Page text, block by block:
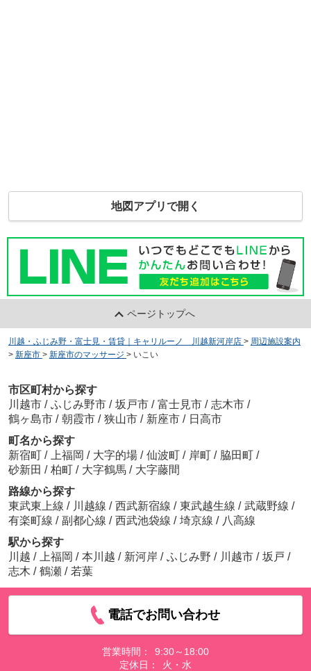
地図アプリで開く
ページトップへ
川越・ふじみ野・富士見・賃貸｜キャリルーノ 川越新河岸店 > 周辺施設案内
> 新座市 > 新座市のマッサージ > いこい
市区町村から探す
川越市 / ふじみ野市 / 坂戸市 / 富士見市 / 志木市 /
鶴ヶ島市 / 朝霞市 / 狭山市 / 新座市 / 日高市
町名から探す
新宿町 / 上福岡 / 大字的場 / 仙波町 / 岸町 / 脇田町 /
砂新田 / 柏町 / 大字鶴馬 / 大字藤間
路線から探す
東武東上線 / 川越線 / 西武新宿線 / 東武越生線 / 武蔵野線 /
有楽町線 / 副都心線 / 西武池袋線 / 埼京線 / 八高線
駅から探す
川越 / 上福岡 / 本川越 / 新河岸 / ふじみ野 / 川越市 / 坂戸 /
志木 / 鶴瀬 / 若葉
電話でお問い合わせ
営業時間：
9:30～18:00
定休日：
火・水